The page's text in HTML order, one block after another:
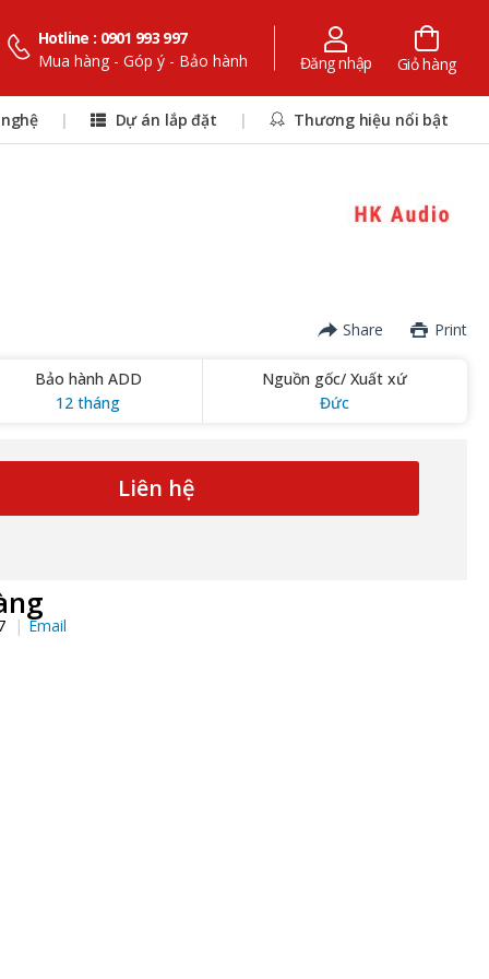
Hotline : 0901 993 997
Mua hàng - Góp ý - Bảo hành
Đăng nhập Giỏ hàng
| Dự án lắp đặt | Thương hiệu nổi bật
Share Print
Bảo hành ADD
12 tháng
Nguồn gốc/ Xuất xứ
Đức
Liên hệ
Email